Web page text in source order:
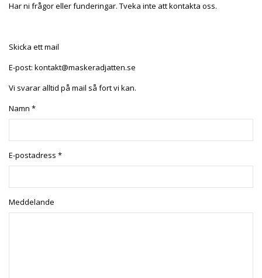
Har ni frågor eller funderingar. Tveka inte att kontakta oss.
Skicka ett mail
E-post: kontakt@maskeradjatten.se
Vi svarar alltid på mail så fort vi kan.
Namn *
E-postadress *
Meddelande